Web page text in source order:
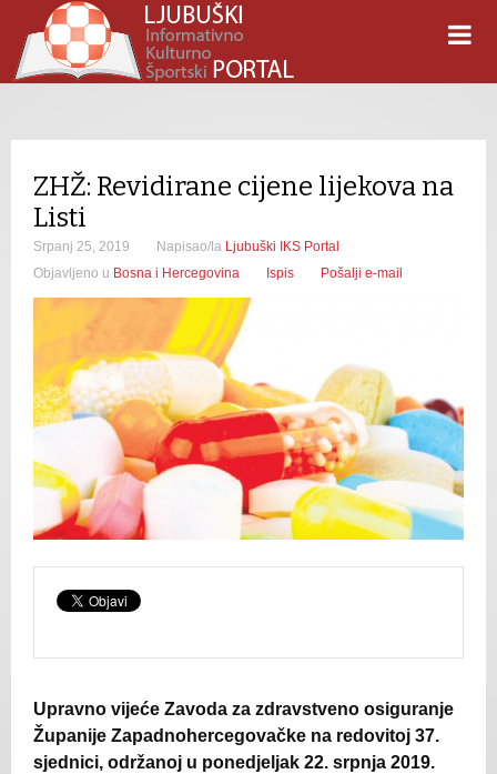
ZHŽ: Revidirane cijene lijekova na
Listi
Srpanj 25, 2019 Napisao/la Ljubuški IKS Portal
Objavljeno u Bosna i Hercegovina Ispis Pošalji e-mail
Upravno vijeće Zavoda za zdravstveno osiguranje
Županije Zapadnohercegovačke na redovitoj 37.
sjednici, održanoj u ponedjeljak 22. srpnja 2019.